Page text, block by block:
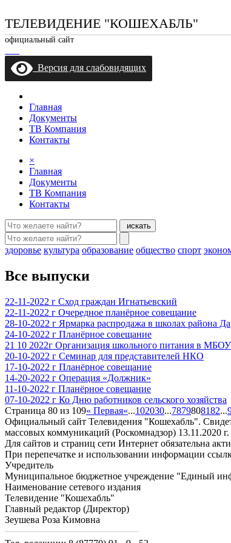
ТЕЛЕВИДЕНИЕ "КОШЕХАБЛЬ"
официальный сайт
Версия для слабовидящих
Главная
Документы
ТВ Компания
Контакты
×
Главная
Документы
ТВ Компания
Контакты
искать
здоровье культура образование общество спорт
Все выпуски
22-11-2022 г Сход граждан Игнатьевский
22-11-2022 г Очередное планёрное совещание
28-10-2022 г Ярмарка распродажа в школах района
24-10-2022 г Планёрное совещание
21 10 2022г Организация школьного питания в
20-10-2022 г Семинар для представителей НКО
17-10-2022 г Планёрное совещание
14-20-2022 г Операция «Должник»
11-10-2022 г Планёрное совещание
07-10-2022 г Ко Дню работников сельского хозяйства
Страница 80 из 109« Первая«...102030...7879808182...
Официальный сайт Телевидения "Кошехабль".
массовых коммуникаций (Роскомнадзор) 13.11.2020 г.
Для сайтов и страниц сети Интернет обязательна
При перепечатке и использовании информации
Учредитель
Муниципальное бюджетное учреждение "Единый
Наименование сетевого издания
Телевидение "Кошехабль"
Главный редактор (Директор)
Зеушева Роза Кимовна